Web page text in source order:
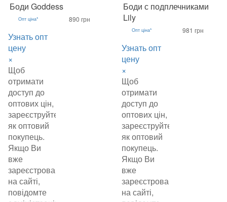
Боди Goddess
Опт ціна*
Узнать опт
цену
×
Щоб
отримати
доступ до
оптових цін,
зареєструйтеся
як оптовий
покупець.
Якщо Ви
вже
зареєстровані
на сайті,
повідомте
890 грн
Боди с подплечниками
Lily
Опт ціна*
Узнать опт
цену
×
Щоб
отримати
доступ до
оптових цін,
зареєструйтеся
як оптовий
покупець.
Якщо Ви
вже
зареєстровані
на сайті,
981 грн